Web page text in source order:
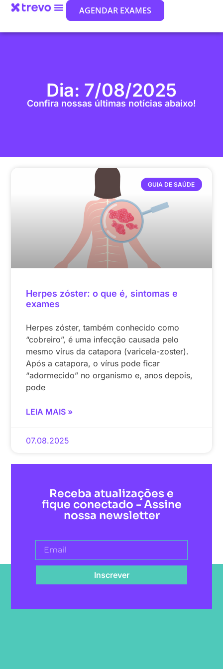
AGENDAR EXAMES
Dia: 7/08/2025
Confira nossas últimas notícias abaixo!
GUIA DE SAÚDE
Herpes zóster: o que é, sintomas e
exames
Herpes zóster, também conhecido como
“cobreiro”, é uma infecção causada pelo
mesmo vírus da catapora (varicela-zoster).
Após a catapora, o vírus pode ficar
“adormecido” no organismo e, anos depois,
pode
LEIA MAIS »
07.08.2025
Receba atualizações e
fique conectado - Assine
nossa newsletter
Inscrever